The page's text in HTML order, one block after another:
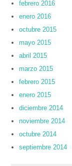
febrero 2016
enero 2016
octubre 2015
mayo 2015
abril 2015
marzo 2015
febrero 2015
enero 2015
diciembre 2014
noviembre 2014
octubre 2014
septiembre 2014